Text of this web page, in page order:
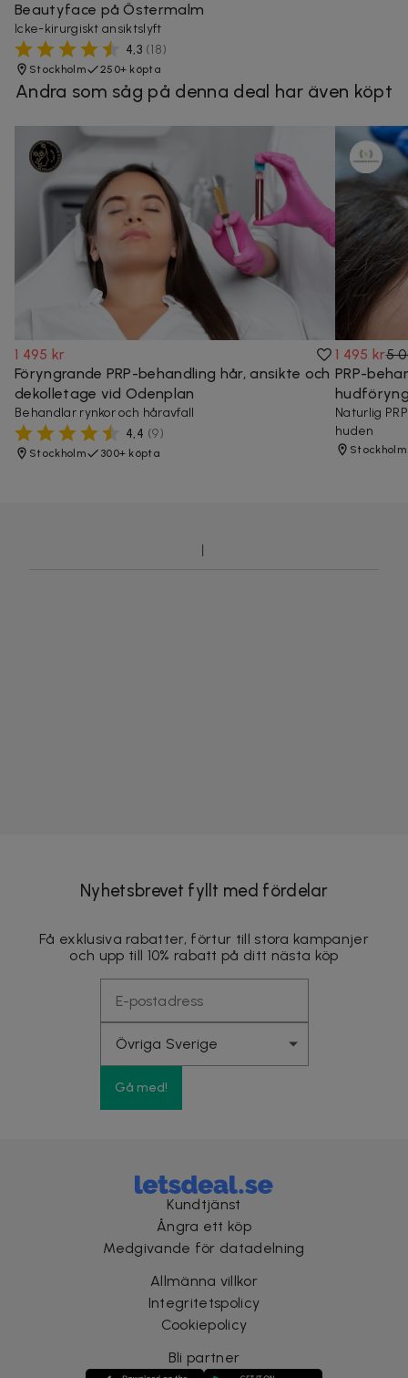
Beautyface på Östermalm
Icke-kirurgiskt ansiktslyft
4,3 (18)
Stockholm 250+ köpta
Andra som såg på denna deal har även köpt
1 495 kr
Föryngrande PRP-behandling hår, ansikte och
dekolletage vid Odenplan
Behandlar rynkor och håravfall
4,4 (9)
Stockholm 300+ köpta
1 495 kr5
PRP-
Naturlig
huden
Stockholm
Nyhetsbrevet fyllt med fördelar
Få exklusiva rabatter, förtur till stora kampanjer
och upp till 10% rabatt på ditt nästa köp
Gå med!
Kundtjänst
Ångra ett köp
Medgivande för datadelning
Allmänna villkor
Integritetspolicy
Cookiepolicy
Bli partner